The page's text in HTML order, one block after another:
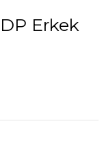
Erkek